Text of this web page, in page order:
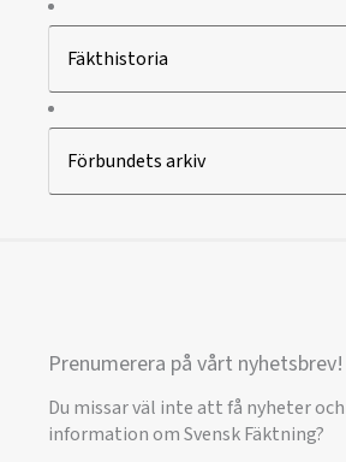
Fäkthistoria
Förbundets arkiv
Prenumerera på vårt nyhetsbrev!
Du missar väl inte att få nyheter
information om Svensk Fäktning?